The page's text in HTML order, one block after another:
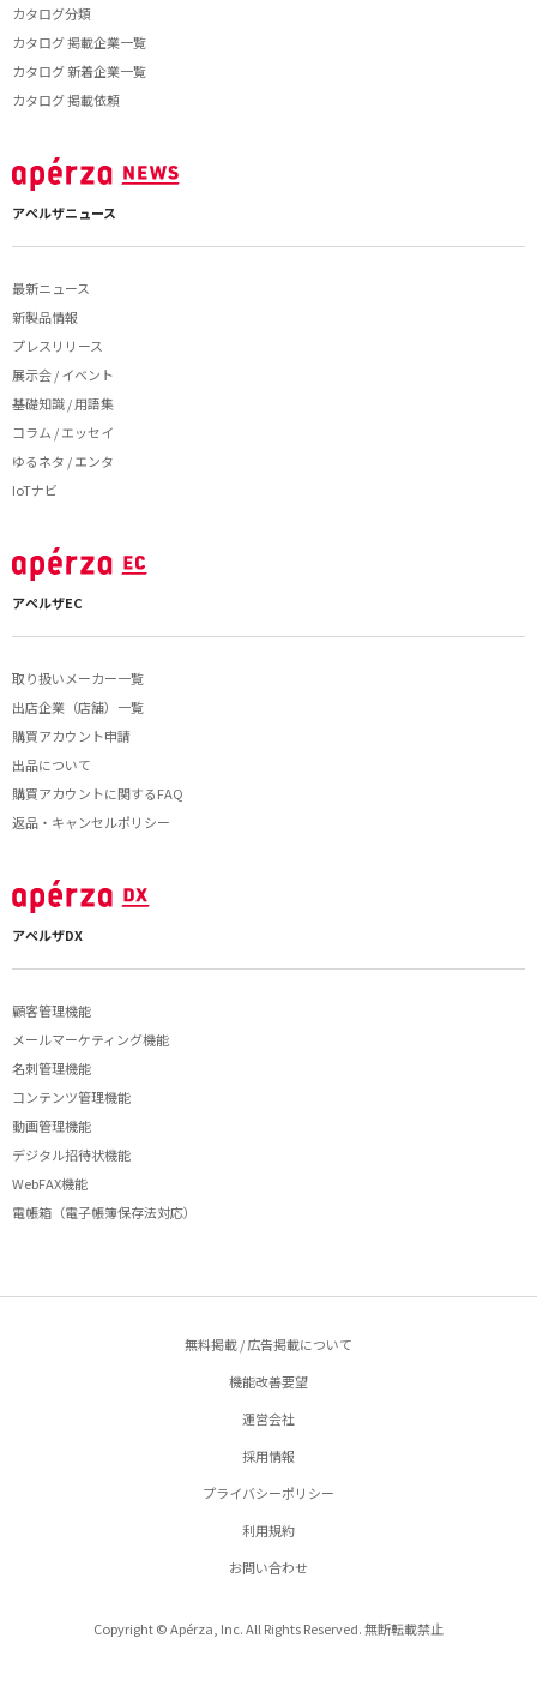
カタログ分類
カタログ 掲載企業一覧
カタログ 新着企業一覧
カタログ 掲載依頼
アペルザニュース
最新ニュース
新製品情報
プレスリリース
展示会 / イベント
基礎知識 / 用語集
コラム / エッセイ
ゆるネタ / エンタ
IoTナビ
アペルザEC
取り扱いメーカー一覧
出店企業（店舗）一覧
購買アカウント申請
出品について
購買アカウントに関するFAQ
返品・キャンセルポリシー
アペルザDX
顧客管理機能
メールマーケティング機能
名刺管理機能
コンテンツ管理機能
動画管理機能
デジタル招待状機能
WebFAX機能
電帳箱（電子帳簿保存法対応）
無料掲載 / 広告掲載について
機能改善要望
運営会社
採用情報
プライバシーポリシー
利用規約
お問い合わせ
Copyright © Apérza, Inc. All Rights Reserved. 無断転載禁止